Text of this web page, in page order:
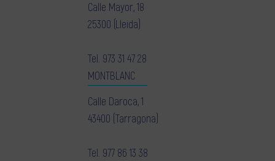
Calle Mayor, 18
25300 (Lleida)
Tel. 973 31 47 28
MONTBLANC
Calle Daroca, 1
43400 (Tarragona)
Tel. 977 86 13 38